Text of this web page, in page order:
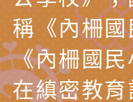
訊
區《植
有關本
專注力
緒學習
檢送桃
字稿及
函轉「
稱《內柵
《內柵國
在縝密教